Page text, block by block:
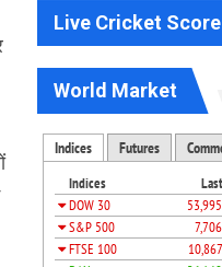
Live Cricket Score
World Market